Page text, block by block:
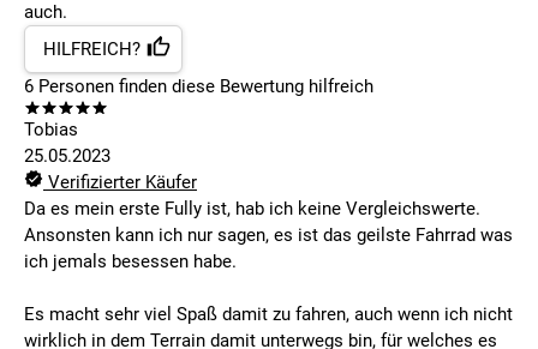
auch.
HILFREICH?
6 Personen finden diese Bewertung hilfreich
Tobias
25.05.2023
Verifizierter Käufer
Da es mein erste Fully ist, hab ich keine Vergleichswerte.
Ansonsten kann ich nur sagen, es ist das geilste Fahrrad was
ich jemals besessen habe.
Es macht sehr viel Spaß damit zu fahren, auch wenn ich nicht
wirklich in dem Terrain damit unterwegs bin, für welches es